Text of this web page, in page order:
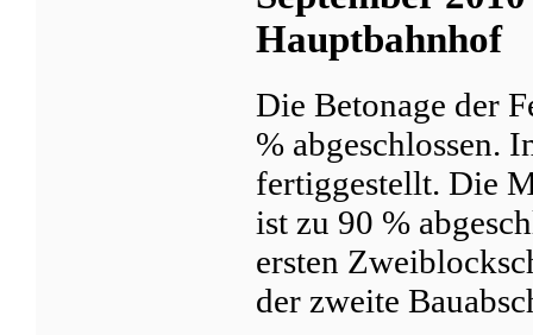
Hauptbahnhof
Die Betonage der
% abgeschlossen.
fertiggestellt. Die
ist zu 90 %
ersten
der zweite